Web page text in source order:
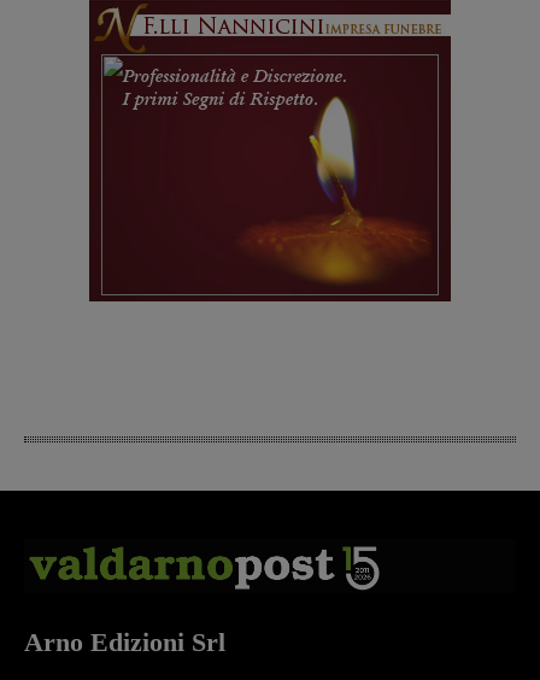
Arno Edizioni Srl